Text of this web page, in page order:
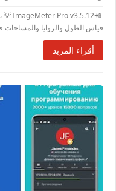
قياس الطول والزوايا
أقراء المزيد